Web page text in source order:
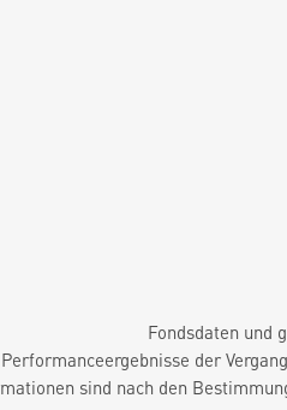
Fondsdaten und
Performanceergebnisse der
sind nach den